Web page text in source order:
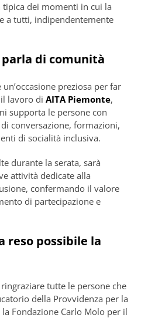
tipica dei momenti in cui la
a tutti, indipendentemente
parla di comunità
preziosa per far
lavoro di AITA Piemonte,
supporta le persone con
conversazione, formazioni,
di socialità inclusiva.
durante la serata, sarà
attività dedicate alla
confermando il valore
di partecipazione e
reso possibile la
tutte le persone che
della Provvidenza per la
Fondazione Carlo Molo per il